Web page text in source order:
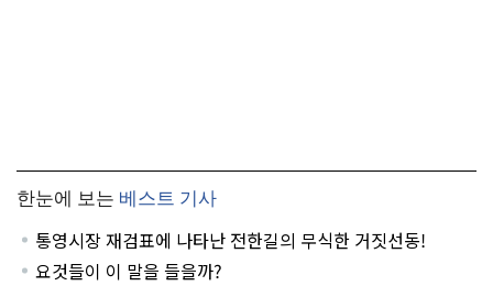
한눈에 보는 베스트 기사
통영시장 재검표에 나타난 전한길의 무식한 거짓선동!
요것들이 이 말을 들을까?